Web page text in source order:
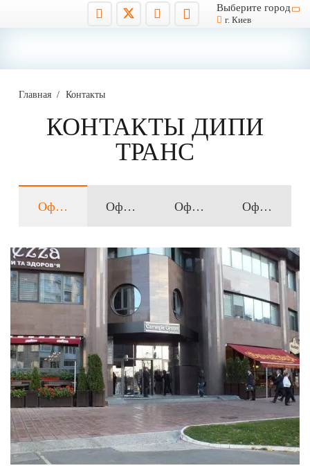
Выберите город
г. Киев
Главная Контакты
КОНТАКТЫ ДИПИ
ТРАНС
Офис в КиевеОфис в ЗапорожьеОфис в ДнепреОфис в